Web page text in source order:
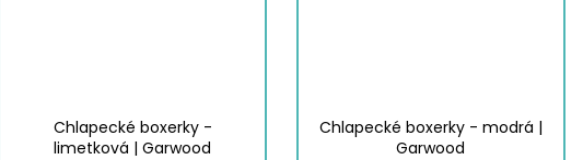
Chlapecké boxerky -
limetková | Garwood
Chlapecké boxerky - modrá |
Garwood